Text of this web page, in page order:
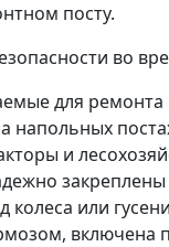
посту.
во
для ремонта
напольных
и
или
включена